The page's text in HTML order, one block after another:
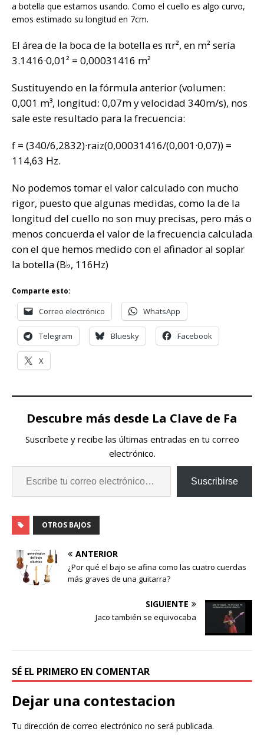
La botella que estamos usando. Como el cuello es algo curvo,
hemos estimado su longitud en 7cm.
El área de la boca de la botella es πr², en m² sería
3.1416·0,01² = 0,00031416 m²
Sustituyendo en la fórmula anterior (volumen:
0,001 m³, longitud: 0,07m y velocidad 340m/s), nos
sale este resultado para la frecuencia:
f = (340/6,2832)·raiz(0,00031416/(0,001·0,07)) =
114,63 Hz.
No podemos tomar el valor calculado con mucho
rigor, puesto que algunas medidas, como la de la
longitud del cuello no son muy precisas, pero más o
menos concuerda el valor de la frecuencia calculada
con el que hemos medido con el afinador al soplar
la botella (B♭, 116Hz)
Comparte esto:
Correo electrónico WhatsApp
Telegram Bluesky Facebook
X
Descubre más desde La Clave de Fa
Suscríbete y recibe las últimas entradas en tu correo
electrónico.
Suscribirse
OTROS BAJOS
ANTERIOR
¿Por qué el bajo se afina como las cuatro cuerdas
más graves de una guitarra?
SIGUIENTE
Jaco también se equivocaba
SÉ EL PRIMERO EN COMENTAR
Dejar una contestacion
Tu dirección de correo electrónico no será publicada.